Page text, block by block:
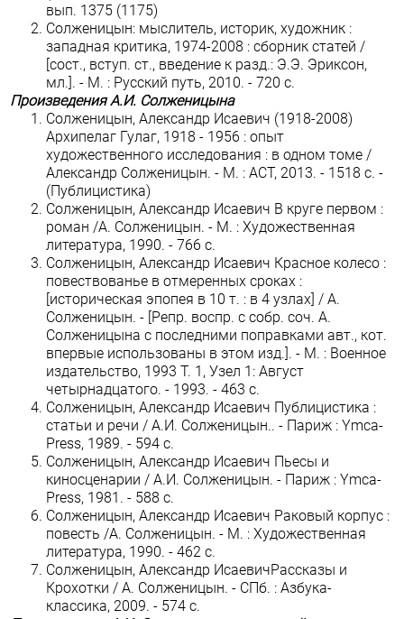
вып. 1375 (1175)
Солженицын: мыслитель, историк, художник :
западная критика, 1974-2008 : сборник статей /
[сост., вступ. ст., введение к разд.: Э.Э. Эриксон,
мл.]. - М. : Русский путь, 2010. - 720 c.
Произведения А.И. Солженицына
Солженицын, Александр Исаевич (1918-2008)
Архипелаг Гулаг, 1918 - 1956 : опыт
художественного исследования : в одном томе /
Александр Солженицын. - М. : АСТ, 2013. - 1518 с. -
(Публицистика)
Солженицын, Александр Исаевич В круге первом :
роман /А. Солженицын. - М. : Художественная
литература, 1990. - 766 с.
Солженицын, Александр Исаевич Красное колесо :
повествованье в отмеренных сроках :
[историческая эпопея в 10 т. : в 4 узлах] / А.
Солженицын. - [Репр. воспр. с собр. соч. А.
Солженицына с последними поправками авт., кот.
впервые использованы в этом изд.]. - М. : Военное
издательство, 1993 Т. 1, Узел 1: Август
четырнадцатого. - 1993. - 463 c.
Солженицын, Александр Исаевич Публицистика :
статьи и речи / А.И. Солженицын.. - Париж : Ymca-
Press, 1989. - 594 c.
Солженицын, Александр Исаевич Пьесы и
киносценарии / А.И. Солженицын. - Париж : Ymca-
Press, 1981. - 588 c.
Солженицын, Александр Исаевич Раковый корпус :
повесть /А. Солженицын. - М. : Художественная
литература, 1990. - 462 с.
Солженицын, Александр ИсаевичРассказы и
Крохотки / А. Солженицын. - СПб. : Азбука-
классика, 2009. - 574 с.